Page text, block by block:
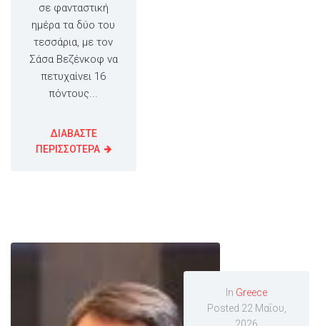
σε φανταστική
ημέρα τα δύο του
τεσσάρια, με τον
Σάσα Βεζένκοφ να
πετυχαίνει 16
πόντους...
ΔΙΑΒΑΣΤΕ
ΠΕΡΙΣΣΟΤΕΡΑ
In Greece
Posted 22 Μαΐου,